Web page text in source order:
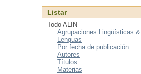
Listar
Todo ALIN
Agrupaciones Lingüísticas &
Lenguas
Por fecha de publicación
Autores
Títulos
Materias